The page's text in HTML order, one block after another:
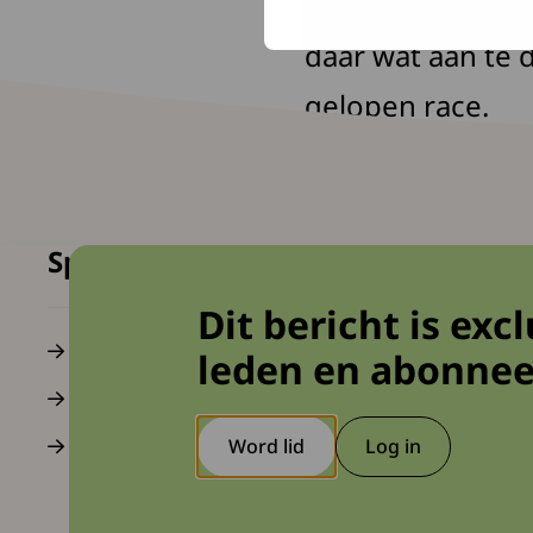
daar wat aan te
gelopen race.
Spierziekten Nederland
Dit bericht is
leden en
Word lid Log inDeze link gaat